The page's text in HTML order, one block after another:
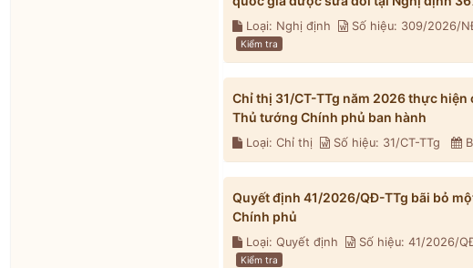
Loại: Nghị định Số hiệu: 309/2026/
Kiểm tra
Chỉ thị 31/CT-TTg năm 2026 thực
Thủ tướng Chính phủ ban hành
Loại: Chỉ thị Số hiệu: 31/CT-TTg
Quyết định 41/2026/QĐ-TTg bãi bỏ
Chính phủ
Loại: Quyết định Số hiệu: 41/2026/
Kiểm tra